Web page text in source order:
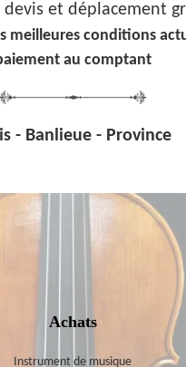
devis et déplacement
meilleures conditions
au comptant
- Banlieue - Province
Achats
Instrument de musique